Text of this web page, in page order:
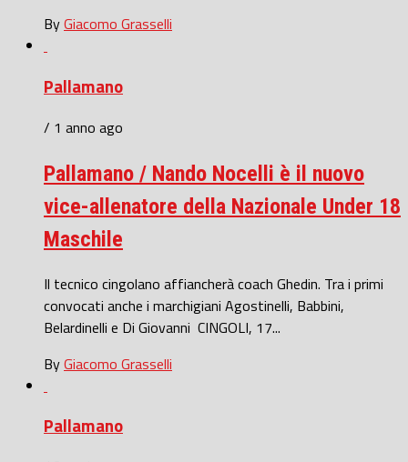
ByGiacomo Grasselli
Pallamano
/ 1 anno ago
Pallamano / Nando Nocelli è il nuovo
vice-allenatore della Nazionale Under 18
Maschile
Il tecnico cingolano affiancherà coach Ghedin. Tra i primi
convocati anche i marchigiani Agostinelli, Babbini,
Belardinelli e Di Giovanni CINGOLI, 17...
ByGiacomo Grasselli
Pallamano